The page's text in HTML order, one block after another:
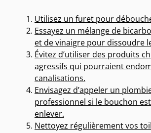
Utilisez un furet pour
Essayez un mélange de
et de vinaigre pour dissoudre
Évitez d’utiliser des produits
agressifs qui pourraient
canalisations.
Envisagez d’appeler un
professionnel si le bouchon
enlever.
Nettoyez régulièrement vos